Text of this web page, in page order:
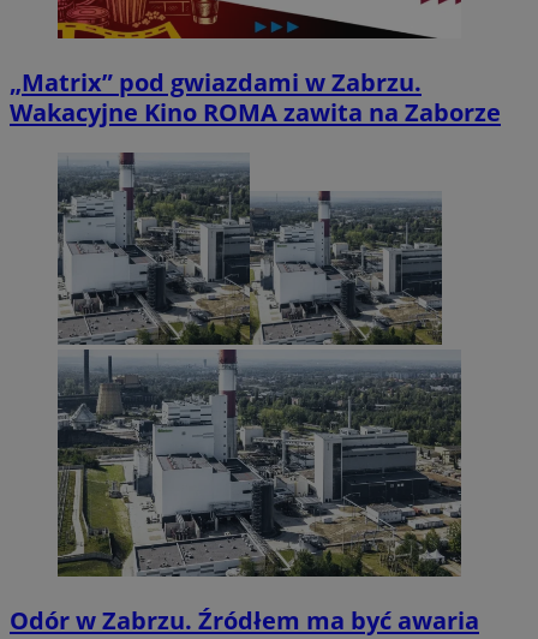
„Matrix” pod gwiazdami w Zabrzu.
Wakacyjne Kino ROMA zawita na Zaborze
Odór w Zabrzu. Źródłem ma być awaria